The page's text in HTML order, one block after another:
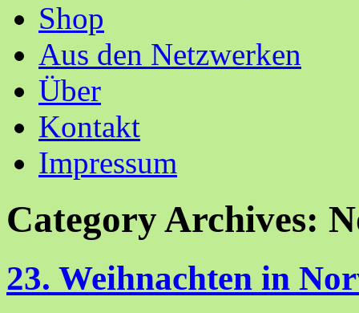
Shop
Aus den Netzwerken
Über
Kontakt
Impressum
Category Archives:
23. Weihnachten in